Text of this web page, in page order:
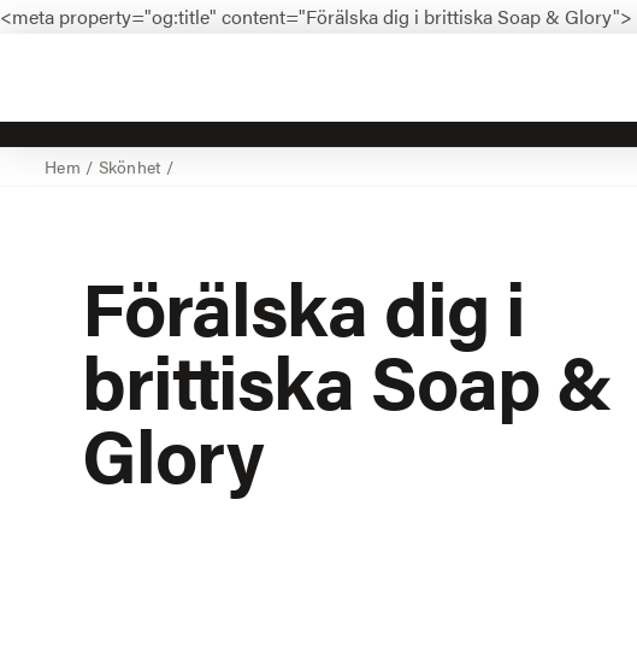
<meta property="og:title" content="Förälska dig i brittiska Soap & Glory">
Hem / Skönhet/
Förälska dig i
brittiska Soap &
Glory